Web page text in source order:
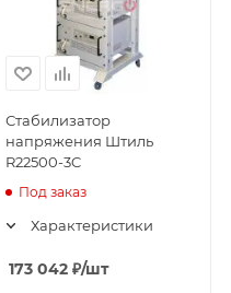
Стабилизатор
напряжения Штиль
R22500-3C
Под заказ
Характеристики
173 042 ₽/шт